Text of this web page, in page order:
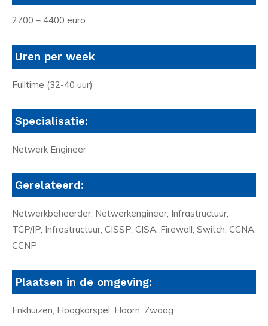
2700 – 4400 euro
Uren per week
Fulltime (32-40 uur)
Specialisatie:
Netwerk Engineer
Gerelateerd:
Netwerkbeheerder, Netwerkengineer, Infrastructuur,
TCP/IP, Infrastructuur, CISSP, CISA, Firewall, Switch, CCNA,
CCNP
Plaatsen in de omgeving:
Enkhuizen, Hoogkarspel, Hoorn, Zwaag